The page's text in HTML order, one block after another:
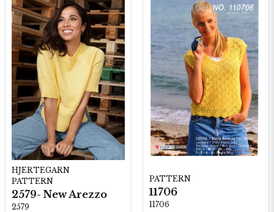
HJERTEGARN
PATTERN
2579- New Arezzo
2579
PATTERN
11706
11706